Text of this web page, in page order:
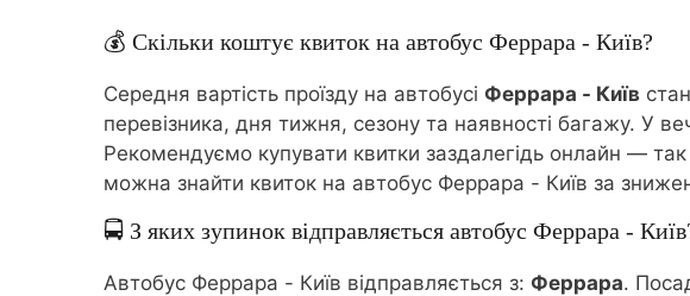
💰 Скільки коштує квиток на автобус Феррара - Київ?
Середня вартість проїзду на автобусі Феррара - Київ
перевізника, дня тижня, сезону та наявності багажу. У
Рекомендуємо купувати квитки заздалегідь онлайн — так
можна знайти квиток на автобус Феррара - Київ за
🚍 З яких зупинок відправляється автобус Феррара -
Автобус Феррара - Київ відправляється з: Феррара.